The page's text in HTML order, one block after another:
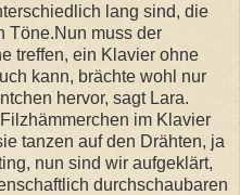
lang sind, die
Töne.Nun muss der
treffen, ein Klavier ohne
kann, brächte wohl nur
hervor, sagt Lara.
im Klavier
tanzen auf den Drähten, ja
nun sind wir aufgeklärt,
durchschaubaren